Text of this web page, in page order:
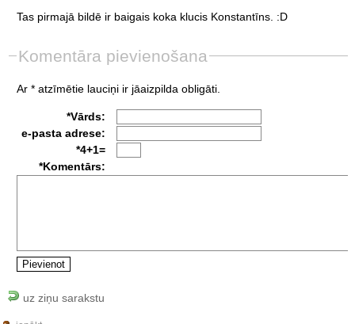
Tas pirmajā bildē ir baigais koka klucis Konstantīns. :D
Komentāra pievienošana
Ar * atzīmētie lauciņi ir jāaizpilda obligāti.
*Vārds:
e-pasta adrese:
*4+1=
*Komentārs:
uz ziņu sarakstu